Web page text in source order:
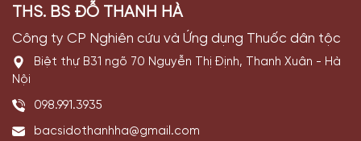
THS. BS ĐỖ THANH HÀ
Công ty CP Nghiên cứu và Ứng dụng Thuốc dân tộc
Biệt thự B31 ngõ 70 Nguyễn Thị Định, Thanh Xuân - Hà
Nội
098.991.3935
bacsidothanhha@gmail.com